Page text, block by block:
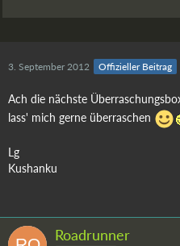
3. September 2012 Offizieller Beitrag
Ach die nächste
lass' mich gerne überraschen
Lg
Kushanku
Roadrunner